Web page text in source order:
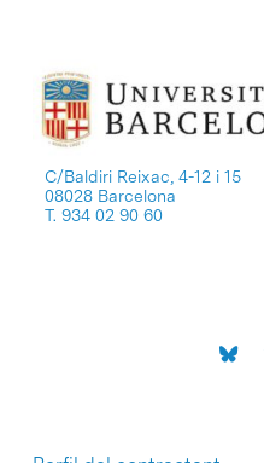
C/Baldiri Reixac, 4-12 i 15
08028 Barcelona
T. 934 02 90 60